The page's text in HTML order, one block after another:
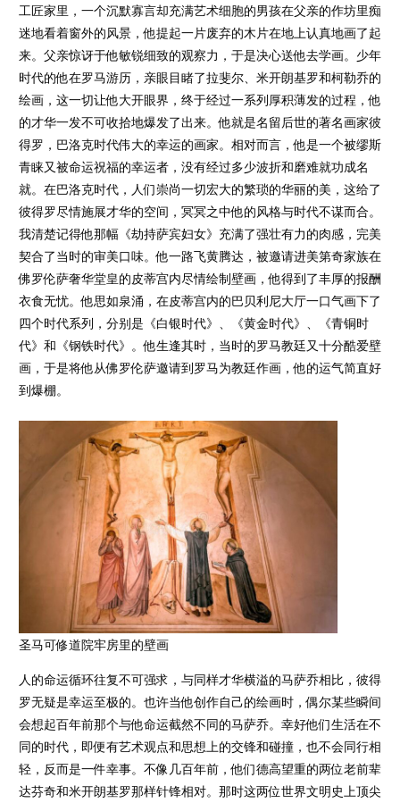
工匠家里，一个沉默寡言却充满艺术细胞的男孩在父亲的作坊里痴
迷地看着窗外的风景，他提起一片废弃的木片在地上认真地画了起
来。父亲惊讶于他敏锐细致的观察力，于是决心送他去学画。少年
时代的他在罗马游历，亲眼目睹了拉斐尔、米开朗基罗和柯勒乔的
绘画，这一切让他大开眼界，终于经过一系列厚积薄发的过程，他
的才华一发不可收拾地爆发了出来。他就是名留后世的著名画家彼
得罗，巴洛克时代伟大的幸运的画家。相对而言，他是一个被缪斯
青睐又被命运祝福的幸运者，没有经过多少波折和磨难就功成名
就。在巴洛克时代，人们崇尚一切宏大的繁琐的华丽的美，这给了
彼得罗尽情施展才华的空间，冥冥之中他的风格与时代不谋而合。
我清楚记得他那幅《劫持萨宾妇女》充满了强壮有力的肉感，完美
契合了当时的审美口味。他一路飞黄腾达，被邀请进美第奇家族在
佛罗伦萨奢华堂皇的皮蒂宫内尽情绘制壁画，他得到了丰厚的报酬
衣食无忧。他思如泉涌，在皮蒂宫内的巴贝利尼大厅一口气画下了
四个时代系列，分别是《白银时代》、《黄金时代》、《青铜时
代》和《钢铁时代》。他生逢其时，当时的罗马教廷又十分酷爱壁
画，于是将他从佛罗伦萨邀请到罗马为教廷作画，他的运气简直好
到爆棚。
圣马可修道院牢房里的壁画
人的命运循环往复不可强求，与同样才华横溢的马萨乔相比，彼得
罗无疑是幸运至极的。也许当他创作自己的绘画时，偶尔某些瞬间
会想起百年前那个与他命运截然不同的马萨乔。幸好他们生活在不
同的时代，即便有艺术观点和思想上的交锋和碰撞，也不会同行相
轻，反而是一件幸事。不像几百年前，他们德高望重的两位老前辈
达芬奇和米开朗基罗那样针锋相对。那时这两位世界文明史上顶尖